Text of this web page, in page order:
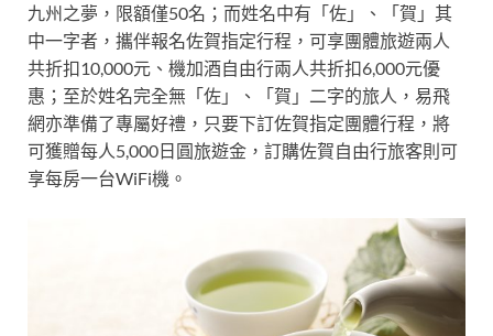
九州之夢，限額僅50名；而姓名中有「佐」、「賀」其
中一字者，攜伴報名佐賀指定行程，可享團體旅遊兩人
共折扣10,000元、機加酒自由行兩人共折扣6,000元優
惠；至於姓名完全無「佐」、「賀」二字的旅人，易飛
網亦準備了專屬好禮，只要下訂佐賀指定團體行程，將
可獲贈每人5,000日圓旅遊金，訂購佐賀自由行旅客則可
享每房一台WiFi機。